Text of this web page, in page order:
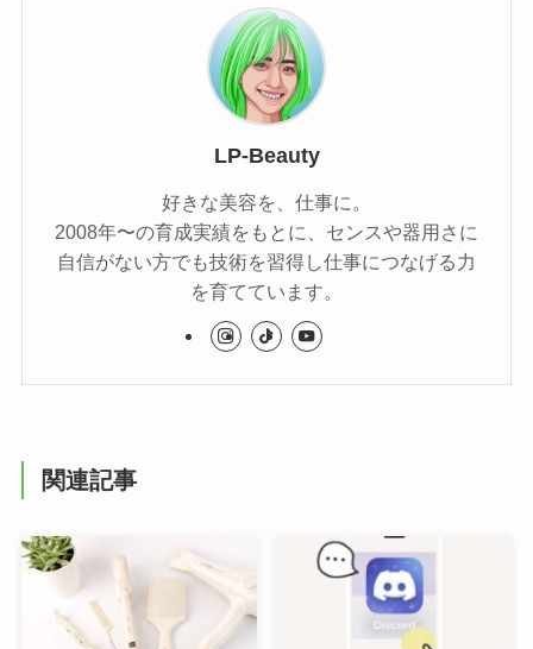
LP-Beauty
好きな美容を、仕事に。
2008年〜の育成実績をもとに、センスや器用さに
自信がない方でも技術を習得し仕事につなげる力
を育てています。
関連記事